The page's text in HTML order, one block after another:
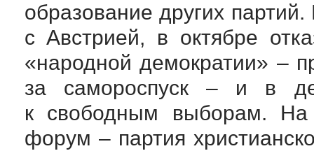
образование других
с Австрией, в октябре
«народной демократии» –
за самороспуск – и в
к свободным выборам. На
форум – партия